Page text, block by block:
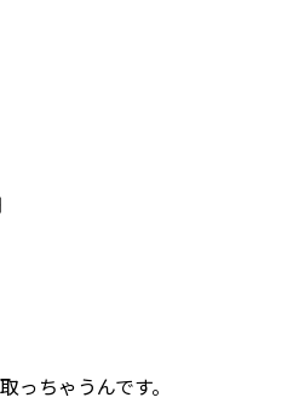
っちゃうんです。